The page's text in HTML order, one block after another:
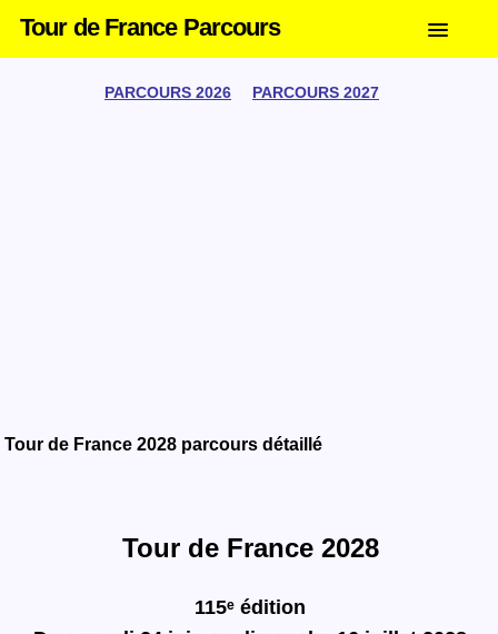
Tour de France Parcours
PARCOURS 2026 PARCOURS 2027
Tour de France 2028 parcours détaillé
Tour de France 2028
115ᵉ édition